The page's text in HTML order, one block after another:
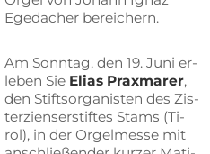
Ege­dach­er bereichern.
Am Sonn­tag, den 19. Juni er­
le­ben Sie Eli­as Prax­ma­rer,
den Stifts­or­ga­nis­ten des Zis­
ter­zi­en­ser­stif­tes Stams (Ti­
rol), in der Or­gel­mes­se mit